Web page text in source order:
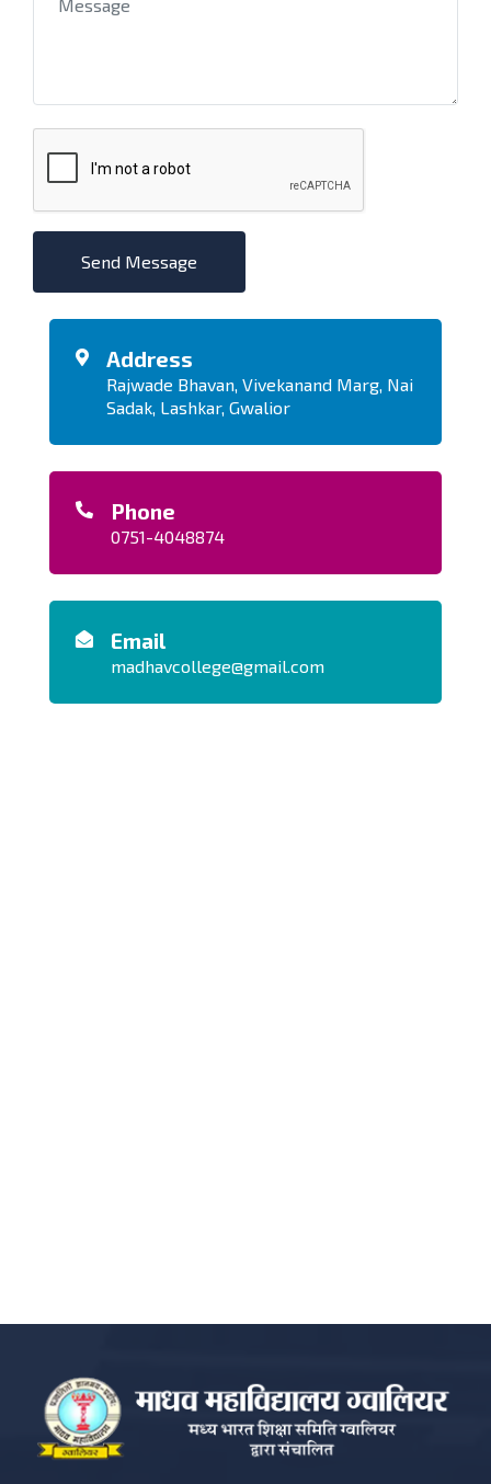
Send Message
Address
Rajwade Bhavan, Vivekanand Marg, Nai
Sadak, Lashkar, Gwalior
Phone
0751-4048874
Email
madhavcollege@gmail.com